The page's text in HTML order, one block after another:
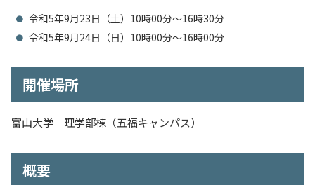
学部・大学院・施設
研究・産学官連携
令和5年9月23日（土）10時00分～16時30分
令和5年9月24日（日）10時00分～16時00分
開催場所
富山大学 理学部棟（五福キャンパス）
概要